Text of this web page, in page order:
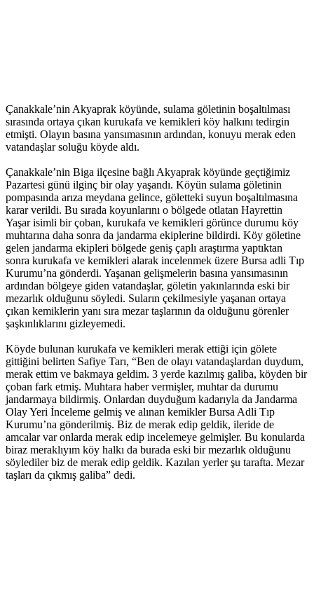
Çanakkale’nin Akyaprak köyünde, sulama göletinin boşaltılması
sırasında ortaya çıkan kurukafa ve kemikleri köy halkını tedirgin
etmişti. Olayın basına yansımasının ardından, konuyu merak eden
vatandaşlar soluğu köyde aldı.
Çanakkale’nin Biga ilçesine bağlı Akyaprak köyünde geçtiğimiz
Pazartesi günü ilginç bir olay yaşandı. Köyün sulama göletinin
pompasında arıza meydana gelince, göletteki suyun boşaltılmasına
karar verildi. Bu sırada koyunlarını o bölgede otlatan Hayrettin
Yaşar isimli bir çoban, kurukafa ve kemikleri görünce durumu köy
muhtarına daha sonra da jandarma ekiplerine bildirdi. Köy göletine
gelen jandarma ekipleri bölgede geniş çaplı araştırma yaptıktan
sonra kurukafa ve kemikleri alarak incelenmek üzere Bursa adli Tıp
Kurumu’na gönderdi. Yaşanan gelişmelerin basına yansımasının
ardından bölgeye giden vatandaşlar, göletin yakınlarında eski bir
mezarlık olduğunu söyledi. Suların çekilmesiyle yaşanan ortaya
çıkan kemiklerin yanı sıra mezar taşlarının da olduğunu görenler
şaşkınlıklarını gizleyemedi.
Köyde bulunan kurukafa ve kemikleri merak ettiği için gölete
gittiğini belirten Safiye Tarı, “Ben de olayı vatandaşlardan duydum,
merak ettim ve bakmaya geldim. 3 yerde kazılmış galiba, köyden bir
çoban fark etmiş. Muhtara haber vermişler, muhtar da durumu
jandarmaya bildirmiş. Onlardan duyduğum kadarıyla da Jandarma
Olay Yeri İnceleme gelmiş ve alınan kemikler Bursa Adli Tıp
Kurumu’na gönderilmiş. Biz de merak edip geldik, ileride de
amcalar var onlarda merak edip incelemeye gelmişler. Bu konularda
biraz meraklıyım köy halkı da burada eski bir mezarlık olduğunu
söylediler biz de merak edip geldik. Kazılan yerler şu tarafta. Mezar
taşları da çıkmış galiba” dedi.